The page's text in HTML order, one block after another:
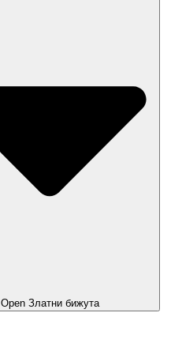
Open Златни бижута